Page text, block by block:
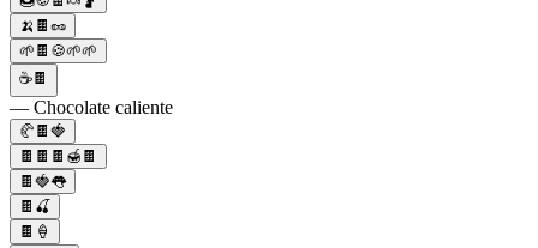
🍌🍫🥜
🌱🍫🍪🌱🌱
☕🍫
— Chocolate caliente
🥐🍫🍓
🍫🍫🍫🍯🍫
🍫🍓👅
🍫🍒
🍫🍦